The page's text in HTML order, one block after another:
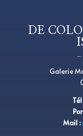
DE
Galerie
Tél
Mail :